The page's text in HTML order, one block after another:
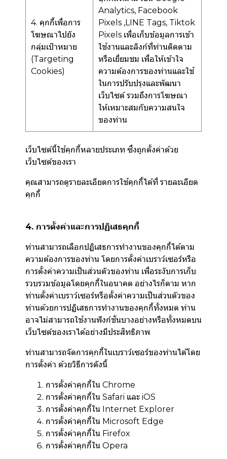
4. คุกกี้เพื่อการ
โฆษณาไปยัง
กลุ่มเป้าหมาย
(Targeting
Cookies)
Analytics, Facebook
Pixels ,LINE Tags, Tiktok
Pixels เพื่อเก็บข้อมูลการเข้า
ใช้งานและลิงก์ที่ท่านติดตาม
หรือเยี่ยมชม เพื่อให้เข้าใจ
ความต้องการของท่านและใช้
ในการปรับปรุงและพัฒนา
เว็บไซต์ รวมถึงการโฆษณา
ให้เหมาะสมกับความสนใจ
ของท่าน
เว็บไซต์นี้ใช้คุกกี้หลายประเภท ซึ่งถูกตั้งค่าด้วย
เว็บไซต์ของเรา
คุณสามารถดูรายละเอียดการใช้คุกกี้ได้ที่ รายละเอียด
คุกกี้
4. การตั้งค่าและการปฏิเสธคุกกี้
ท่านสามารถเลือกปฏิเสธการทำงานของคุกกี้ได้ตาม
ความต้องการของท่าน โดยการตั้งค่าเบราว์เซอร์หรือ
การตั้งค่าความเป็นส่วนตัวของท่าน เพื่อระงับการเก็บ
รวบรวมข้อมูลโดยคุกกี้ในอนาคต อย่างไรก็ตาม หาก
ท่านตั้งค่าเบราว์เซอร์หรือตั้งค่าความเป็นส่วนตัวของ
ท่านด้วยการปฏิเสธการทำงานของคุกกี้ทั้งหมด ท่าน
อาจไม่สามารถใช้งานฟังก์ชั่นบางอย่างหรือทั้งหมดบน
เว็บไซต์ของเราได้อย่างมีประสิทธิภาพ
ท่านสามารถจัดการคุกกี้ในเบราว์เซอร์ของท่านได้โดย
การตั้งค่า ด้วยวิธีการดังนี้
การตั้งค่าคุกกี้ใน Chrome
การตั้งค่าคุกกี้ใน Safari และ iOS
การตั้งค่าคุกกี้ใน Internet Explorer
การตั้งค่าคุกกี้ใน Microsoft Edge
การตั้งค่าคุกกี้ใน Firefox
การตั้งค่าคุกกี้ใน Opera